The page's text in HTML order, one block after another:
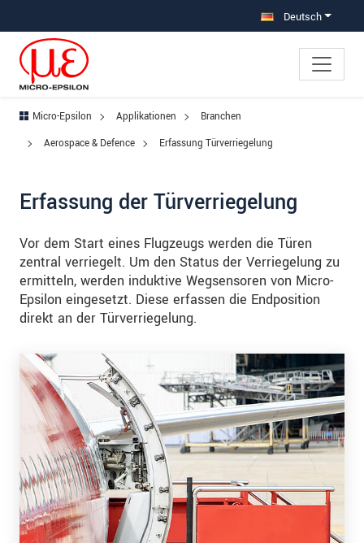
Deutsch
Micro-Epsilon Applikationen
Branchen
Aerospace & Defence
Erfassung Türverriegelung
Erfassung der Türverriegelung
Vor dem Start eines Flugzeugs werden die Türen
zentral verriegelt. Um den Status der Verriegelung zu
ermitteln, werden induktive Wegsensoren von Micro-
Epsilon eingesetzt. Diese erfassen die Endposition
direkt an der Türverriegelung.